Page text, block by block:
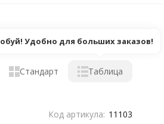
Стандарт Таблица
Код артикула: 11103
Удобно для больших заказов!